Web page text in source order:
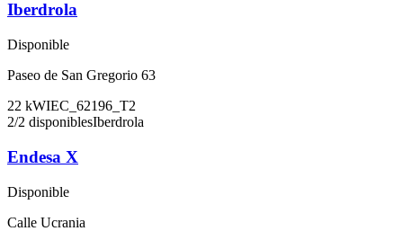
Iberdrola
Disponible
Paseo de San Gregorio 63
22 kWIEC_62196_T2
2/2 disponiblesIberdrola
Endesa X
Disponible
Calle Ucrania